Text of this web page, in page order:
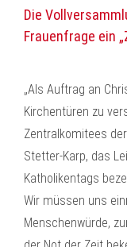
Die
Frauenfrage ein
„Als Auftrag an
Kirchentüren zu
Zentralkomitees
Stetter-Karp, das
Katholikentags
Wir müssen uns
Menschenwürde,